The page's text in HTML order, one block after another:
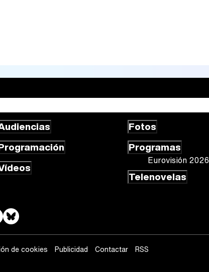
Fotos
Programas
Eurovisión 2026
Telenovelas
de cookies Publicidad Contactar
RSS